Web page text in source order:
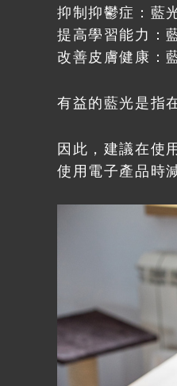
抑制抑鬱症：藍
提高學習能力：
改善皮膚健康：
有益的藍光是指
因此，建議在使
使用電子產品時